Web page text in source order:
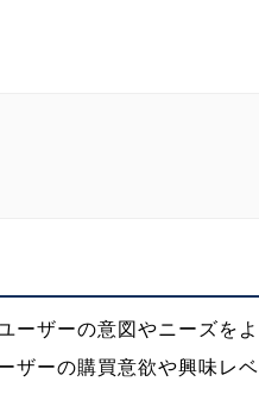
ーザーの意図やニーズをよ
ザーの購買意欲や興味レベ